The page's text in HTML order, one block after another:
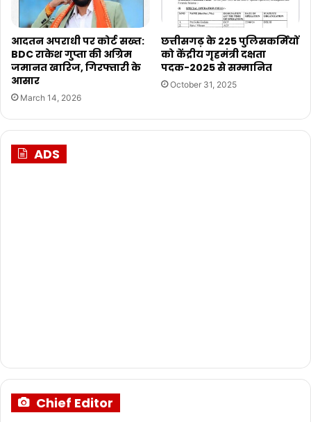
आदतन अपराधी पर कोर्ट सख्त:
BDC राकेश गुप्ता की अग्रिम
जमानत खारिज, गिरफ्तारी के
आसार
March 14, 2026
छत्तीसगढ़ के 225 पुलिसकर्मियों
को केंद्रीय गृहमंत्री दक्षता
पदक-2025 से सम्मानित
October 31, 2025
ADS
Chief Editor